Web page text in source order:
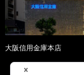
大阪信用金庫本店